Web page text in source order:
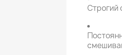
Строгий